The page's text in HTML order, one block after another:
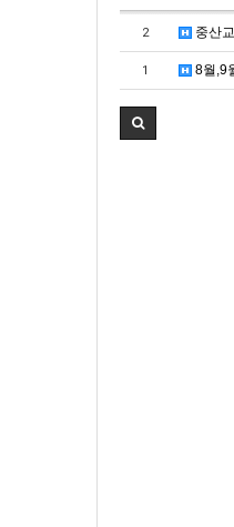
2 중산
1 8월,9